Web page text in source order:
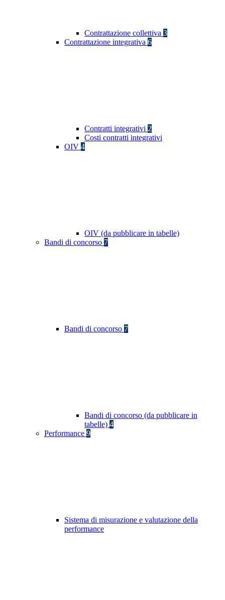
Contrattazione collettiva 3
Contrattazione integrativa 6
Contratti integrativi 2
Costi contratti integrativi
OIV 4
OIV (da pubblicare in tabelle)
Bandi di concorso 7
Bandi di concorso 7
Bandi di concorso (da pubblicare in
tabelle) 4
Performance 9
Sistema di misurazione e valutazione della
performance